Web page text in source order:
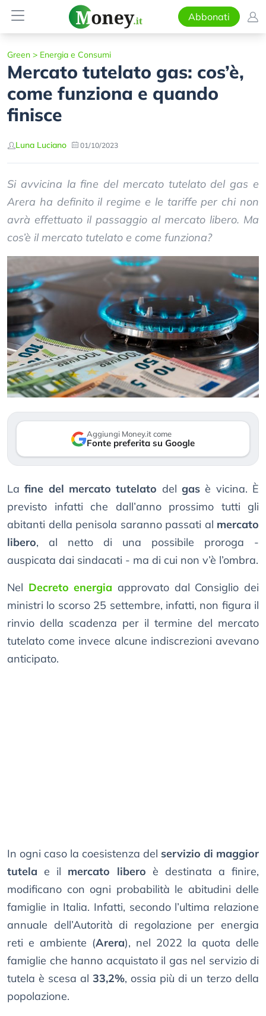
Abbonati
Green > Energia e Consumi
Mercato tutelato gas: cos’è,
come funziona e quando
finisce
Luna Luciano 01/10/2023
Si avvicina la fine del mercato tutelato del gas e
Arera ha definito il regime e le tariffe per chi non
avrà effettuato il passaggio al mercato libero. Ma
cos’è il mercato tutelato e come funziona?
Aggiungi Money.it come
Fonte preferita su Google
Lafine del mercato tutelato delgas è vicina. È
previsto infatti che dall’anno prossimo tutti gli
abitanti della penisola saranno passati al mercato
libero, al netto di una possibile proroga -
auspicata dai sindacati - ma di cui non v’è l’ombra.
Nel Decreto energia approvato dal Consiglio dei
ministri lo scorso 25 settembre, infatti, non figura il
rinvio della scadenza per il termine del mercato
tutelato come invece alcune indiscrezioni avevano
anticipato.
In ogni caso la coesistenza del servizio di maggior
tutela e il mercato libero è destinata a finire,
modificano con ogni probabilità le abitudini delle
famiglie in Italia. Infatti, secondo l’ultima relazione
annuale dell’Autorità di regolazione per energia
reti e ambiente (Arera), nel 2022 la quota delle
famiglie che hanno acquistato il gas nel servizio di
tutela è scesa al 33,2%, ossia più di un terzo della
popolazione.